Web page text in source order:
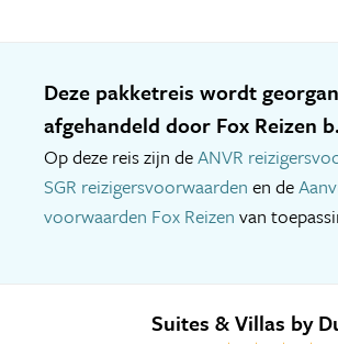
Deze pakketreis wordt
afgehandeld door Fox Reizen
Op deze reis zijn deANVR
SGR reizigersvoorwaarden en de
voorwaarden Fox Reizen van
Suites & Villas by